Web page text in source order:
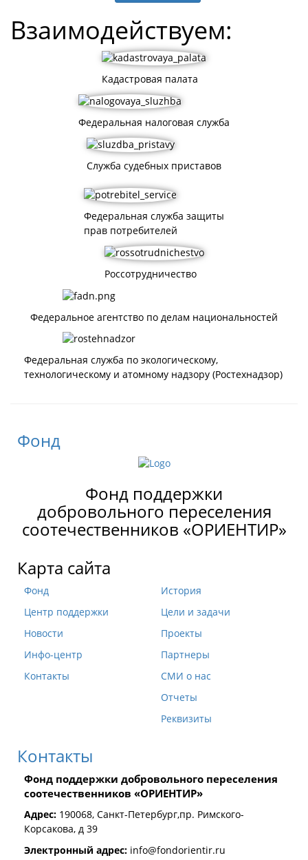
Взаимодействуем:
Кадастровая палата
Федеральная налоговая служба
Служба судебных приставов
Федеральная служба защиты
прав потребителей
Россотрудничество
Федеральное агентство по делам национальностей
Федеральная служба по экологическому,
технологическому и атомному надзору (Ростехнадзор)
Фонд
Фонд поддержки
добровольного переселения
соотечественников «ОРИЕНТИР»
Карта сайта
Фонд
Центр поддержки
Новости
Инфо-центр
Контакты
История
Цели и задачи
Проекты
Партнеры
СМИ о нас
Отчеты
Реквизиты
Контакты
Фонд поддержки добровольного переселения
соотечественников «ОРИЕНТИР»
Адрес: 190068, Санкт-Петербург,пр. Римского-
Корсакова, д 39
Электронный адрес: info@fondorientir.ru